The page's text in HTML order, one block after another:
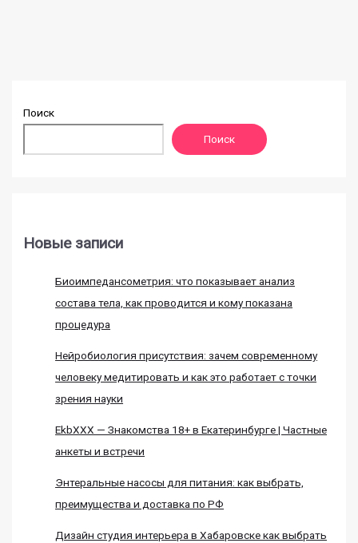
Поиск
Поиск
Новые записи
Биоимпедансометрия: что показывает анализ
состава тела, как проводится и кому показана
процедура
Нейробиология присутствия: зачем современному
человеку медитировать и как это работает с точки
зрения науки
EkbXXX — Знакомства 18+ в Екатеринбурге | Частные
анкеты и встречи
Энтеральные насосы для питания: как выбрать,
преимущества и доставка по РФ
Дизайн студия интерьера в Хабаровске как выбрать